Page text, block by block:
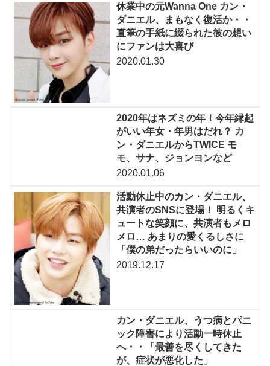
休業中の元Wanna One カン・
ダニエル、まもなく復活か・・
直筆の手紙に綴られた彼の想い
にファンは大喜び
2020.01.30
2020年はネズミの年！今年縁起
がいい年女・年男はだれ？ カ
ン・ダニエルからTWICE モ
モ、サナ、ジョンヨンなど
2020.01.06
活動休止中のカン・ダニエル、
共演者のSNSに登場！ 明るくキ
ュートな笑顔に、共演者もメロ
メロ… あまりの愛くるしさに
「僕の弟だったらいいのに」
2019.12.17
カン・ダニエル、うつ病とパニ
ック障害により活動一時休止
へ・・「最善を尽くしてきた
が、症状が悪化した」